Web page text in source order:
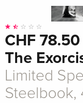
CHF 78.50
The
Limited
Steelbook,